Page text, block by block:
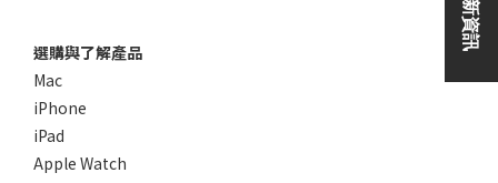
選購與了解產品
Mac
iPhone
iPad
Apple Watch